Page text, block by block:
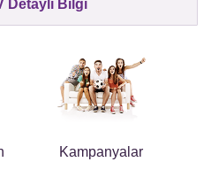
Detaylı Bilgi
Kampanyalar